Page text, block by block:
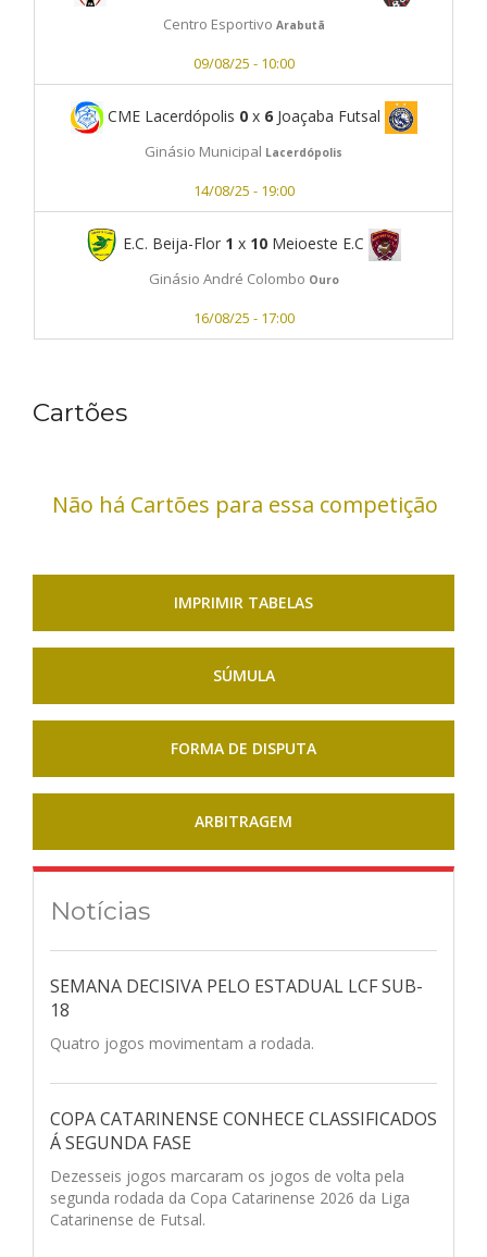
Centro Esportivo Arabutã
09/08/25 - 10:00
CME Lacerdópolis 0x 6Joaçaba Futsal
Ginásio Municipal Lacerdópolis
14/08/25 - 19:00
E.C. Beija-Flor 1 x 10 Meioeste E.C
Ginásio André Colombo Ouro
16/08/25 - 17:00
Cartões
Não há Cartões para essa competição
IMPRIMIR TABELAS
SÚMULA
FORMA DE DISPUTA
ARBITRAGEM
Notícias
SEMANA DECISIVA PELO ESTADUAL LCF SUB-
18
Quatro jogos movimentam a rodada.
COPA CATARINENSE CONHECE CLASSIFICADOS
Á SEGUNDA FASE
Dezesseis jogos marcaram os jogos de volta pela
segunda rodada da Copa Catarinense 2026 da Liga
Catarinense de Futsal.